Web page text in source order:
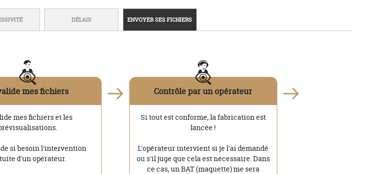
DÉLAIS ENVOYER SES FICHIERS
mes fichiers
mes fichiers et les
si besoin l'intervention
d'un opérateur.
Contrôle par un opérateur
Si tout est conforme, la fabrication est
lancée !
L'opérateur intervient si je l'ai demandé
ou s'il juge que cela est nécessaire. Dans
ce cas, un BAT (maquette) me sera